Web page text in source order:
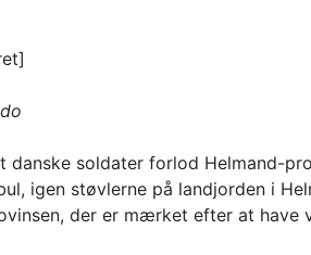
danske soldater forlod Helmand-
igen støvlerne på landjorden i
der er mærket efter at